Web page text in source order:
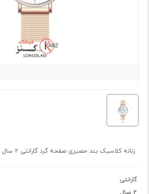
زنانه کلاسیک بند حصیری صفحه گرد گارانتی 2 سال
گارانتی